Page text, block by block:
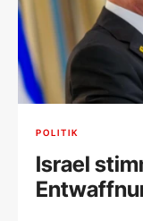
POLITIK
Israel